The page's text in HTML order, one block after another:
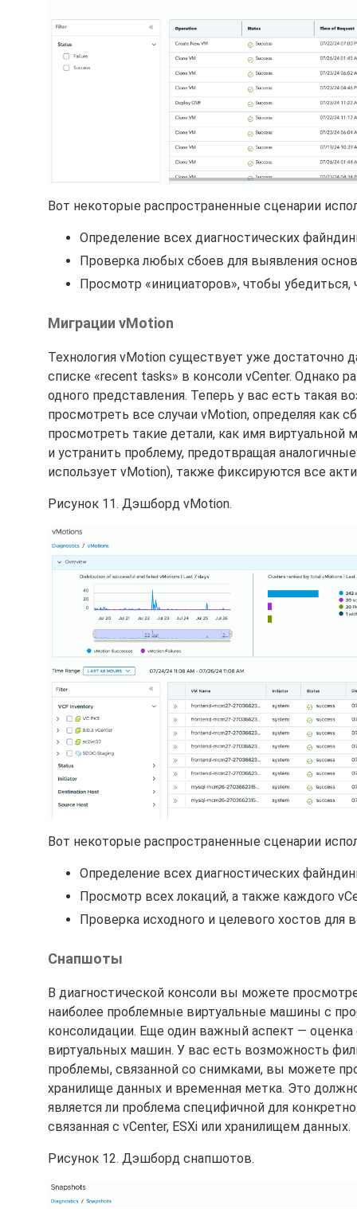
Вот некоторые распространенные сценарии
Определение всех диагностических
Проверка любых сбоев для выявления
Просмотр «инициаторов», чтобы убедиться,
Миграции vMotion
Технология vMotion существует уже
списке «recent tasks» в консоли vCenter. Однако
одного представления. Теперь у вас есть
просмотреть все случаи vMotion, определяя как
просмотреть такие детали, как имя
и устранить проблему, предотвращая
использует vMotion), также фиксируются все
Рисунок 11. Дэшборд vMotion.
Вот некоторые распространенные сценарии
Определение всех диагностических
Просмотр всех локаций, а также каждого
Проверка исходного и целевого хостов для
Снапшоты
В диагностической консоли вы можете
наиболее проблемные виртуальные машины с
консолидации. Еще один важный аспект —
виртуальных машин. У вас есть возможность
проблемы, связанной со снимками, вы можете
хранилище данных и временная метка. Это
является ли проблема специфичной для
связанная с vCenter, ESXi или хранилищем данных.
Рисунок 12. Дэшборд снапшотов.